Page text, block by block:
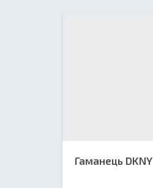
Гаманець DKNY